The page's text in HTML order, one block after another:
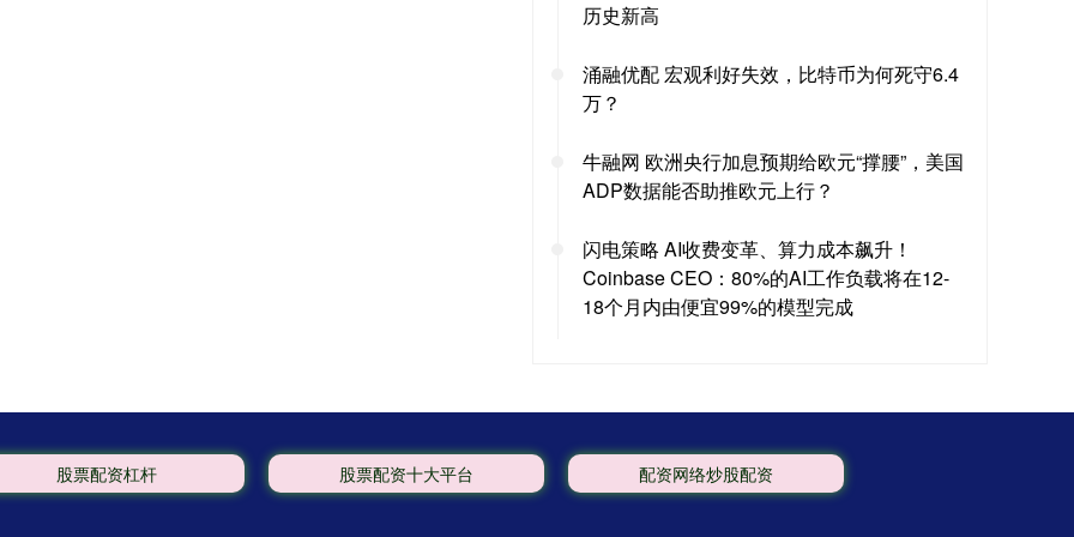
历史新高
涌融优配 宏观利好失效，比特币为何死守6.4
万？
牛融网 欧洲央行加息预期给欧元“撑腰”，美国
ADP数据能否助推欧元上行？
闪电策略 AI收费变革、算力成本飙升！
Coinbase CEO：80%的AI工作负载将在12-
18个月内由便宜99%的模型完成
股票配资杠杆 股票配资十大平台 配资网络炒股配资